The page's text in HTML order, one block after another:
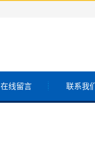
在线留言 联系我